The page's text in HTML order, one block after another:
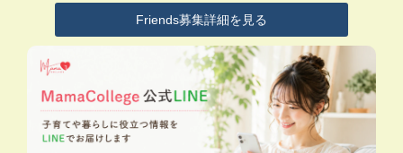
Friends募集詳細を見る